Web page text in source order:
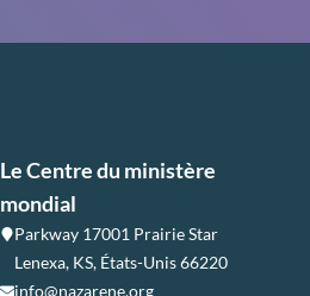
Le Centre du ministère
mondial
Parkway 17001 Prairie Star
Lenexa, KS, États-Unis 66220
info@nazarene.org